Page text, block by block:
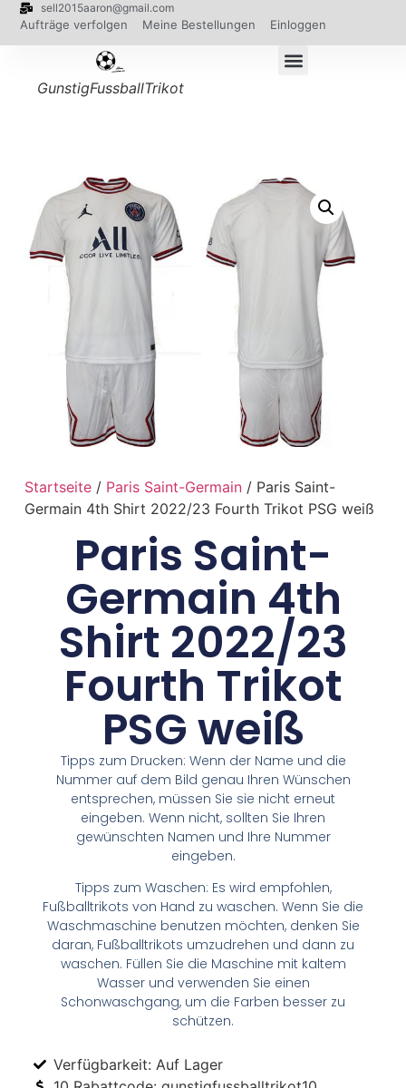
sell2015aaron@gmail.com
Aufträge verfolgen Meine Bestellungen Einloggen
GunstigFussballTrikot
Startseite/ Paris Saint-Germain/ Paris Saint-
Germain 4th Shirt 2022/23 Fourth Trikot PSG weiß
Paris Saint-
Germain 4th
Shirt 2022/23
Fourth Trikot
PSG weiß
Tipps zum Drucken: Wenn der Name und die
Nummer auf dem Bild genau Ihren Wünschen
entsprechen, müssen Sie sie nicht erneut
eingeben. Wenn nicht, sollten Sie Ihren
gewünschten Namen und Ihre Nummer
eingeben.
Tipps zum Waschen: Es wird empfohlen,
Fußballtrikots von Hand zu waschen. Wenn Sie die
Waschmaschine benutzen möchten, denken Sie
daran, Fußballtrikots umzudrehen und dann zu
waschen. Füllen Sie die Maschine mit kaltem
Wasser und verwenden Sie einen
Schonwaschgang, um die Farben besser zu
schützen.
Verfügbarkeit: Auf Lager